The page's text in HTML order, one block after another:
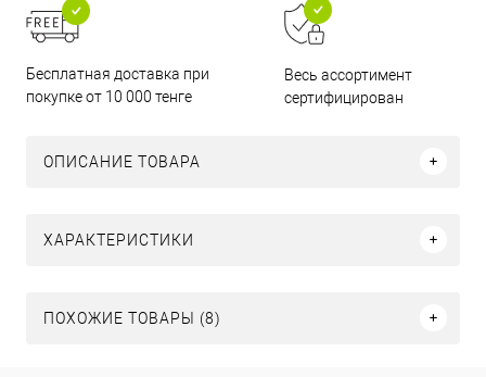
Бесплатная доставка при
покупке от 10 000 тенге
Весь ассортимент
сертифицирован
ОПИСАНИЕ ТОВАРА
ХАРАКТЕРИСТИКИ
ПОХОЖИЕ ТОВАРЫ (8)